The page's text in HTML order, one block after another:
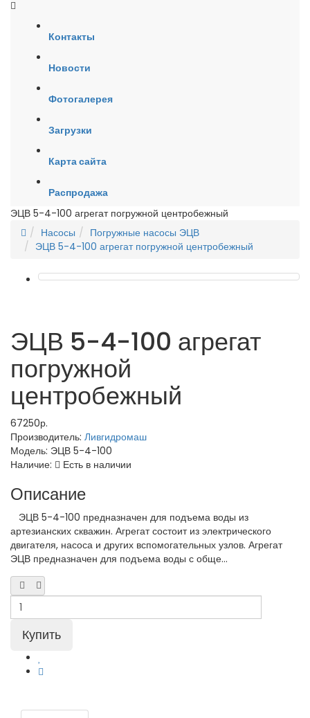
Контакты
Новости
Фотогалерея
Загрузки
Карта сайта
Распродажа
ЭЦВ 5-4-100 агрегат погружной центробежный
Насосы
Погружные насосы ЭЦВ
ЭЦВ 5-4-100 агрегат погружной центробежный
ЭЦВ 5-4-100 агрегат
погружной
центробежный
67250р.
Производитель: Ливгидромаш
Модель: ЭЦВ 5-4-100
Наличие:
Есть в наличии
Описание
ЭЦВ 5-4-100 предназначен для подъема воды из
артезианских скважин. Агрегат состоит из электрического
двигателя, насоса и других вспомогательных узлов. Агрегат
ЭЦВ предназначен для подъема воды с обще...